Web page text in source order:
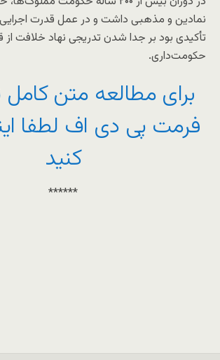
نمادین و مذهبی داشت و در عمل قدرت
تأکیدی بود بر جدا شدن تدریجی نهاد خلافت
حکومت‌داری.
برای مطالعه متن کامل
فرمت پی دی اف لطفا
کنید
******